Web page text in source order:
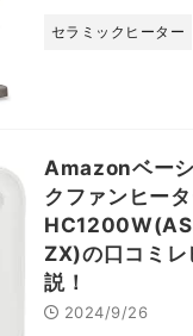
セラミックヒーター
Amazonベー
クファンヒー
ZX)の口コミ
説！
2024/9/26